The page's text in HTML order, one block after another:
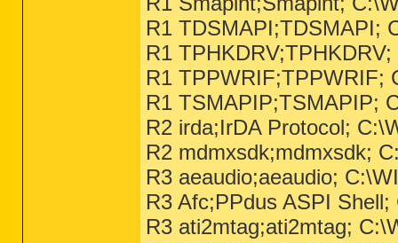
R1 TDSMAPI;TDSMAPI;
R1
R1 TPPWRIF;TPPWRIF;
R1 TSMAPIP;TSMAPIP;
R2 irda;IrDA Protocol;
R2 mdmxsdk;mdmxsdk;
R3 aeaudio;aeaudio;
R3 Afc;PPdus ASPI
R3 ati2mtag;ati2mtag;